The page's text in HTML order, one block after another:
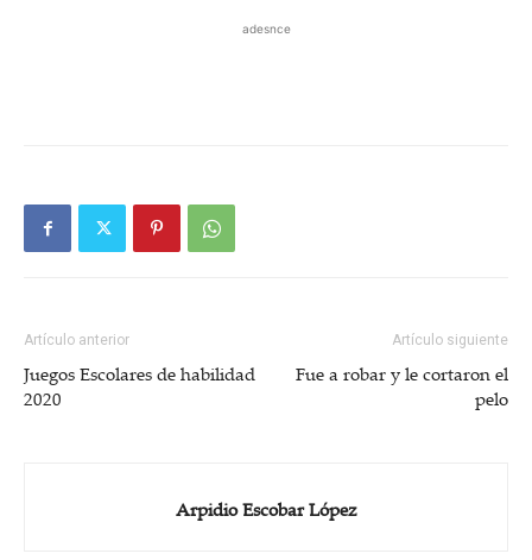
adesnce
Artículo anterior
Juegos Escolares de habilidad
2020
Artículo siguiente
Fue a robar y le cortaron el
pelo
Arpidio Escobar López